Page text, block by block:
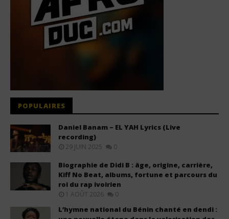
POPULAIRES
Daniel Banam – EL YAH Lyrics (Live
recording)
29 JUIN 2025 0
Biographie de Didi B : âge, origine, carrière,
Kiff No Beat, albums, fortune et parcours du
roi du rap ivoirien
1 AOÛT 2026 0
L’hymne national du Bénin chanté en dendi :